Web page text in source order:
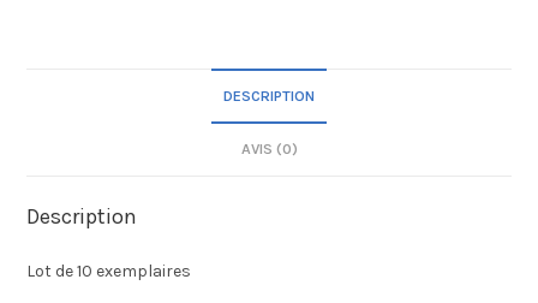
DESCRIPTION
AVIS (0)
Description
Lot de 10 exemplaires